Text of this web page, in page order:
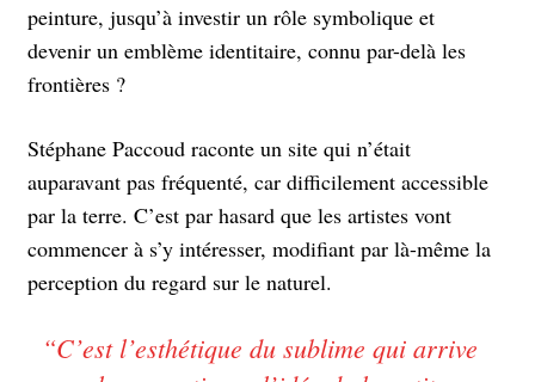
peinture, jusqu’à investir un rôle symbolique et
devenir un emblème identitaire, connu par-delà les
frontières ?
Stéphane Paccoud raconte un site qui n’était
auparavant pas fréquenté, car difficilement accessible
par la terre. C’est par hasard que les artistes vont
commencer à s’y intéresser, modifiant par là-même la
perception du regard sur le naturel.
“C’est l’esthétique du sublime qui arrive